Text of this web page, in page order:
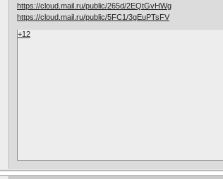
https://cloud.mail.ru/public/265d/2EQtGvHWg
https://cloud.mail.ru/public/5FC1/3gEuPTsFV
+12